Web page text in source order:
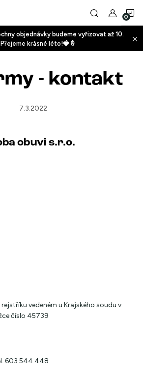
+
+
objednávky budeme vyřizovat až 10.
krásné léto!🍓🍦
- kontakt
7.3.2022
obuvi s.r.o.
vedeném u Krajského soudu v
číslo 45739
603 544 448